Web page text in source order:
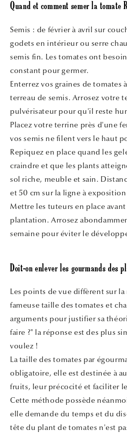
Quand et comment semer la tomate
Semis : de février à avril sur
godets en intérieur ou serre
semis fin. Les tomates ont
constant pour germer.
Enterrez vos graines de tomates
terreau de semis. Arrosez votre
pulvérisateur pour qu'il reste
Placez votre terrine près d'une
vos semis ne filent vers le haut
Repiquez en place quand les
craindre et que les plants
sol riche, meuble et sain.
et 50 cm sur la ligne à
Mettre les tuteurs en place
plantation. Arrosez
semaine pour éviter le
Doit-on enlever les gourmands des
Les points de vue diffèrent sur
fameuse taille des tomates et
arguments pour justifier sa
faire ?" la réponse est des plus
voulez !
La taille des tomates par
obligatoire, elle est destinée à
fruits, leur précocité et faciliter
Cette méthode possède
elle demande du temps et du
tête du plant de tomates n'est